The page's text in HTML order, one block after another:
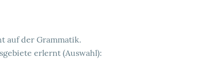
auf der Grammatik.
erlernt (Auswahl):